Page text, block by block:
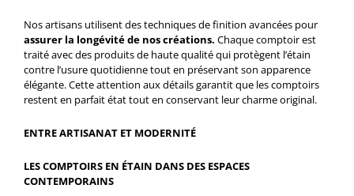
Nos artisans utilisent des techniques de finition avancées pour
assurer la longévité de nos créations. Chaque comptoir est
traité avec des produits de haute qualité qui protègent l’étain
contre l’usure quotidienne tout en préservant son apparence
élégante. Cette attention aux détails garantit que les comptoirs
restent en parfait état tout en conservant leur charme original.
ENTRE ARTISANAT ET MODERNITÉ
LES COMPTOIRS EN ÉTAIN DANS DES ESPACES
CONTEMPORAINS